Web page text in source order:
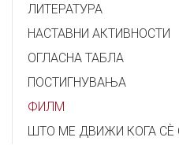
ЛИТЕРАТУРА
НАСТАВНИ АКТИВНОСТИ
ОГЛАСНА ТАБЛА
ПОСТИГНУВАЊА
ФИЛМ
ШТО МЕ ДВИЖИ КОГА СÈ